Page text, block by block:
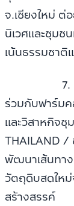
จ.เชียงใหม่ ต่
นิเวศและชุมช
เน้นธรรมชาติ
7. บริษัท
ร่วมกับฟาร์ม
และวิสาหกิจชุ
THAILAND /
พัฒนาเส้นทาง
วัตถุดิบสดใหม่
สร้างสรรค์